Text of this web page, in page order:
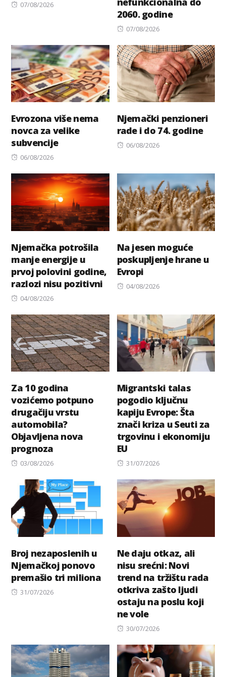
Posted
07/08/2026
2060. godine
Posted
07/08/2026
Evrozona više nema
novca za velike
subvencije
Posted
06/08/2026
Njemački penzioneri
rade i do 74. godine
Posted
06/08/2026
Njemačka potrošila
manje energije u
prvoj polovini godine,
razlozi nisu pozitivni
Posted
04/08/2026
Na jesen moguće
poskupljenje hrane u
Evropi
Posted
04/08/2026
Za 10 godina
vozićemo potpuno
drugačiju vrstu
automobila?
Objavljena nova
prognoza
Posted
03/08/2026
Migrantski talas
pogodio ključnu
kapiju Evrope: Šta
znači kriza u Seuti za
trgovinu i ekonomiju
EU
Posted
31/07/2026
Broj nezaposlenih u
Njemačkoj ponovo
premašio tri miliona
Posted
31/07/2026
Ne daju otkaz, ali
nisu srećni: Novi
trend na tržištu rada
otkriva zašto ljudi
ostaju na poslu koji
ne vole
Posted
30/07/2026